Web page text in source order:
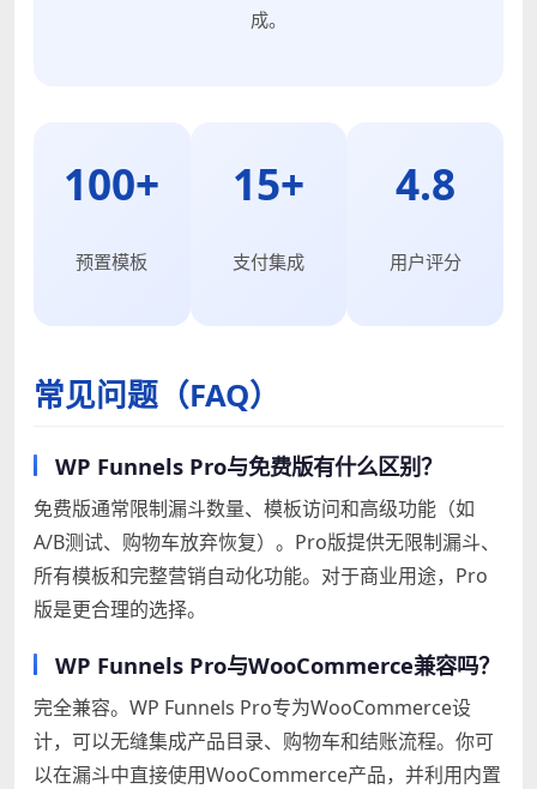
成。
100+
预置模板
15+
支付集成
4.8
用户评分
常见问题（FAQ）
WP Funnels Pro与免费版有什么区别？
免费版通常限制漏斗数量、模板访问和高级功能（如
A/B测试、购物车放弃恢复）。Pro版提供无限制漏斗、
所有模板和完整营销自动化功能。对于商业用途，Pro
版是更合理的选择。
WP Funnels Pro与WooCommerce兼容吗？
完全兼容。WP Funnels Pro专为WooCommerce设
计，可以无缝集成产品目录、购物车和结账流程。你可
以在漏斗中直接使用WooCommerce产品，并利用内置